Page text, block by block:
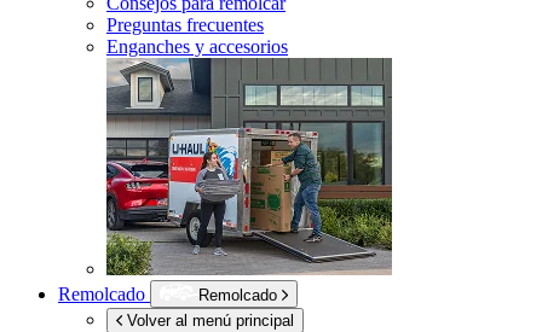
Preguntas frecuentes
Enganches y accesorios
Remolcado
Remolcado
Volver al menú principal